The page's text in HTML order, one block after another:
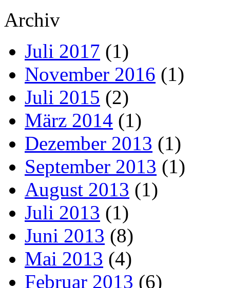
Archiv
Juli 2017 (1)
November 2016 (1)
Juli 2015 (2)
März 2014 (1)
Dezember 2013 (1)
September 2013 (1)
August 2013 (1)
Juli 2013 (1)
Juni 2013 (8)
Mai 2013 (4)
Februar 2013 (6)